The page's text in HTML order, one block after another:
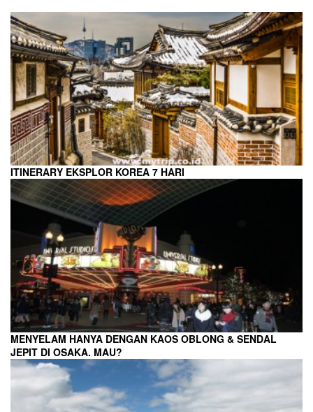
ITINERARY EKSPLOR KOREA 7 HARI
MENYELAM HANYA DENGAN KAOS OBLONG & SENDAL
JEPIT DI OSAKA. MAU?